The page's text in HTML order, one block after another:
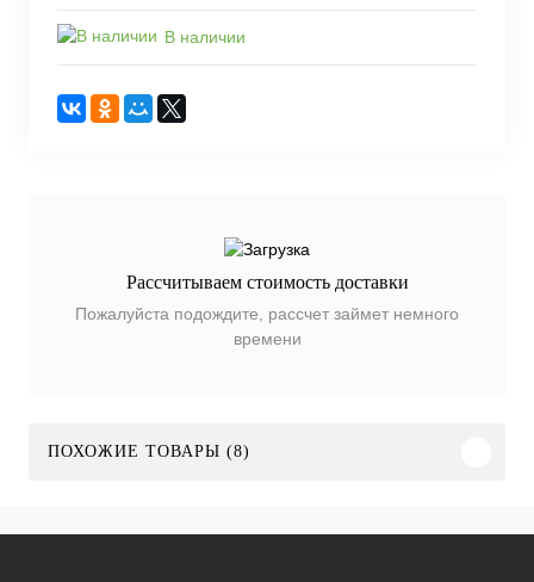
В наличии
Рассчитываем стоимость доставки
Пожалуйста подождите, рассчет займет немного
времени
ПОХОЖИЕ ТОВАРЫ (8)